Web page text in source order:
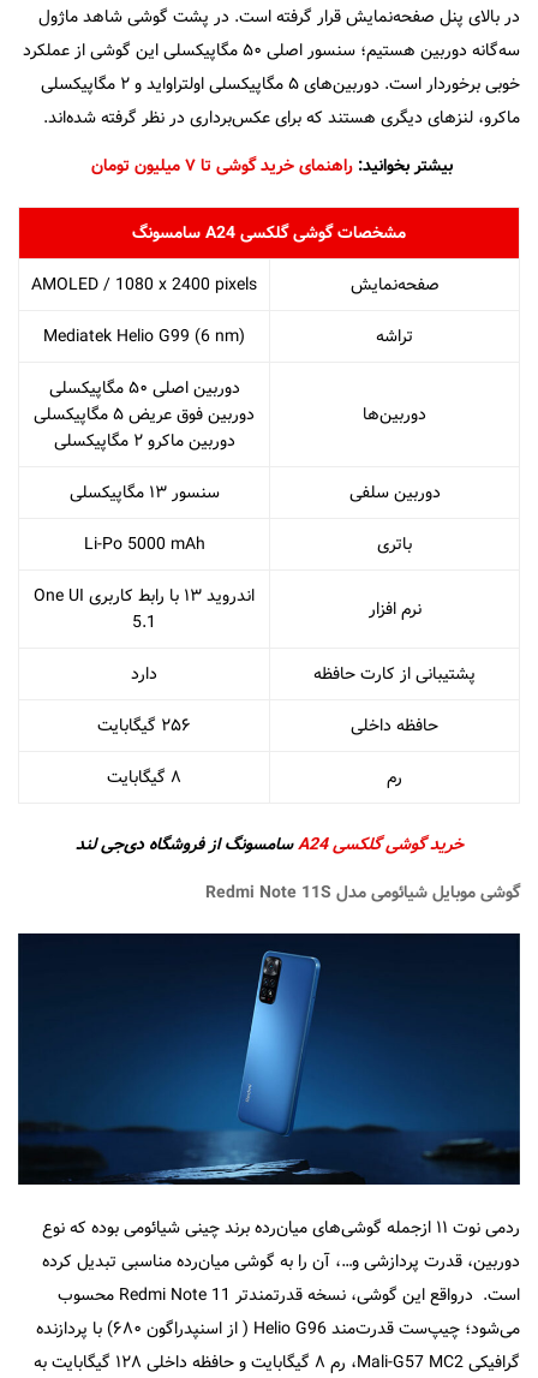
در بالای پنل صفحه‌نمایش قرار گرفته است. در پشت گوشی شاهد ماژول
سه‌گانه دوربین هستیم؛ سنسور اصلی ۵۰ مگاپیکسلی این گوشی از عملکرد
خوبی برخوردار است. دوربین‌های ۵ مگاپیکسلی اولترا‌واید و ۲ مگا‌پیکسلی
ماکرو، لنز‌های دیگری هستند که برای عکس‌برداری در نظر گرفته شده‌اند.
بیشتر بخوانید:راهنمای خرید گوشی تا ۷ میلیون تومان
مشخصات گوشی گلکسی A24 سامسونگ
صفحه‌نمایش
AMOLED / 1080 x 2400 pixels
تراشه
Mediatek Helio G99 (6 nm)
دوربین‌ها
دوربین اصلی ۵۰ مگاپیکسلی
دوربین فوق عریض ۵ مگاپیکسلی
دوربین ماکرو ۲ مگاپیکسلی
دوربین سلفی
سنسور ۱۳ مگاپیکسلی
باتری
Li-Po 5000 mAh
نرم افزار
اندروید ۱۳ با رابط کاربری One UI
5.1
پشتیبانی از کارت حافظه
دارد
حافظه داخلی
۲۵۶ گیگابایت
رم
۸ گیگابایت
خرید گوشی گلکسی A24
سامسونگ از فروشگاه دی‌جی لند
گوشی موبایل شیائومی مدل Redmi Note 11S
ردمی نوت ۱۱ از‌جمله گوشی‌های میان‌رده برند چینی شیائومی بوده که نوع
دوربین، قدرت پردازشی و…، آن را به گوشی میان‌رده مناسبی تبدیل کرده
است. در‌واقع این گوشی، نسخه قدرتمند‌تر Redmi Note 11 محسوب
می‌شود؛ چیپ‌ست قدرت‌مند Helio G96 ( از اسنپدراگون ۶۸۰) با پردازنده
گرافیکی Mali-G57 MC2، رم ۸ گیگابایت و حافظه داخلی ۱۲۸ گیگابایت به